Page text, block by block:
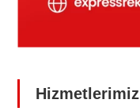
Hizmetlerimiz